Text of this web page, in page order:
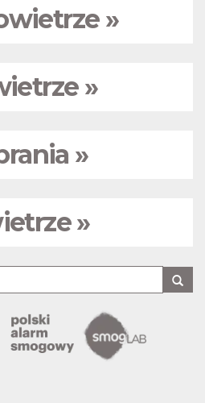
»
»
»
»